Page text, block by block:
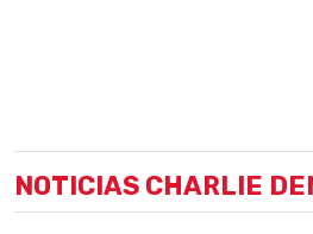
NOTICIAS CHARLIE